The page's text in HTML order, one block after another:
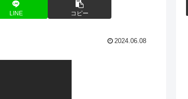
LINE コピー
2024.06.08